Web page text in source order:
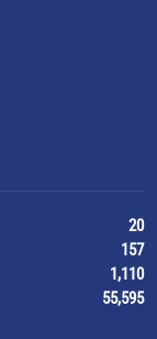
20
157
1,110
55,595